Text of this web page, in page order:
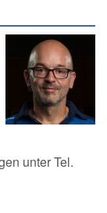
unter Tel.